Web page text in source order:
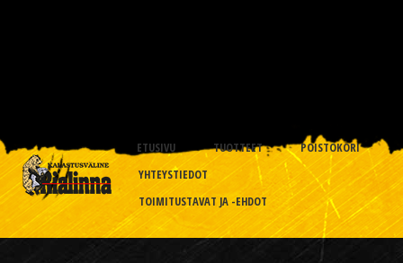
ETUSIVU TUOTTEET
POISTOKORI
YHTEYSTIEDOT
TOIMITUSTAVAT JA -EHDOT